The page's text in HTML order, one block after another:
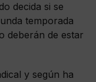
decida si se
temporada
deberán de estar
y según ha